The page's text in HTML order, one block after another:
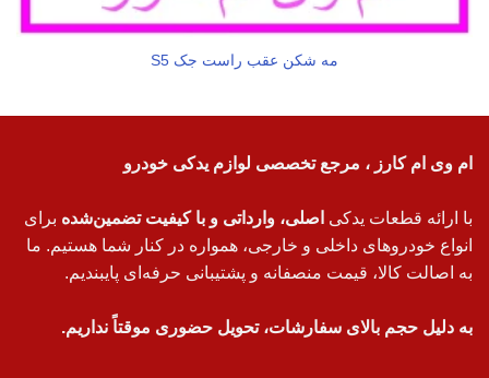
مه شکن عقب راست جک S5
ام وی ام کارز ، مرجع تخصصی لوازم یدکی خودرو
با ارائه قطعات یدکی اصلی، وارداتی و با کیفیت تضمین‌شده برای
انواع خودروهای داخلی و خارجی، همواره در کنار شما هستیم. ما
به اصالت کالا، قیمت منصفانه و پشتیبانی حرفه‌ای پایبندیم.
به دلیل حجم بالای سفارشات، تحویل حضوری موقتاً نداریم.